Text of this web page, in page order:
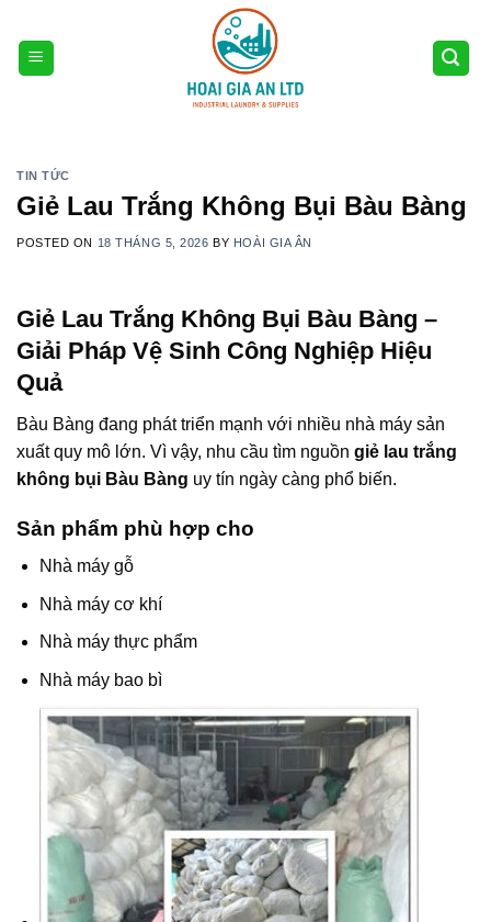
content
TIN TỨC
Giẻ Lau Trắng Không Bụi Bàu Bàng
POSTED ON 18 THÁNG 5, 2026 BY HOÀI GIA ÂN
Giẻ Lau Trắng Không Bụi Bàu Bàng –
Giải Pháp Vệ Sinh Công Nghiệp Hiệu
Quả
Bàu Bàng đang phát triển mạnh với nhiều nhà máy sản
xuất quy mô lớn. Vì vậy, nhu cầu tìm nguồn giẻ lau trắng
không bụi Bàu Bàng uy tín ngày càng phổ biến.
Sản phẩm phù hợp cho
Nhà máy gỗ
Nhà máy cơ khí
Nhà máy thực phẩm
Nhà máy bao bì